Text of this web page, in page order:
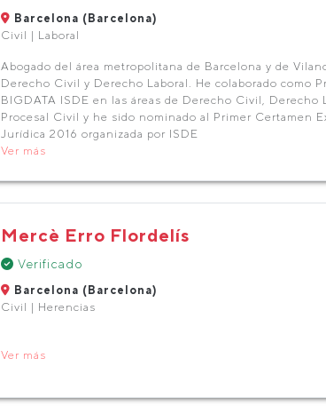
Barcelona (Barcelona)
Civil | Laboral
Abogado del área metropolitana de Barcelona y de
Derecho Civil y Derecho Laboral. He colaborado como
BIGDATA ISDE en las áreas de Derecho Civil, Derecho
Procesal Civil y he sido nominado al Primer Certamen
Jurídica 2016 organizada por ISDE
Ver más
Mercè Erro Flordelís
Verificado
Barcelona (Barcelona)
Civil | Herencias
Ver más